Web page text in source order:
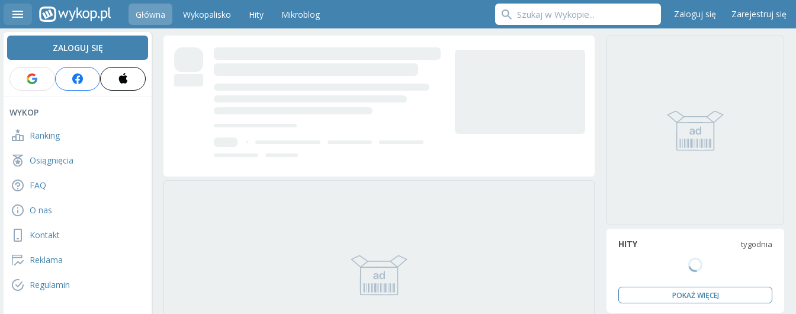
Główna Wykopalisko Hity Mikroblog Zaloguj się Zarejestruj się
ZALOGUJ SIĘ
WYKOP
Ranking
Osiągnięcia
FAQ
O nas
Kontakt
Reklama
Regulamin
HITY tygodnia
POKAŻ WIĘCEJ